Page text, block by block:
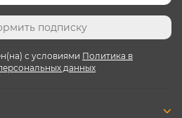
подписку
с условиями Политика в
данных